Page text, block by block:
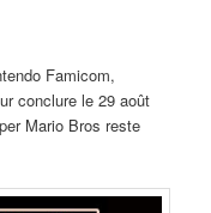
Famicom,
conclure le 29 août
Mario Bros reste